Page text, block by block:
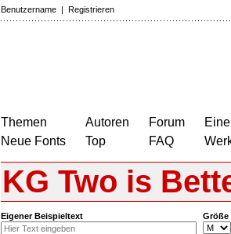
Benutzername | Registrieren
Themen
Neue Fonts
Autoren
Top
Forum
FAQ
KG Two is
Eigener Beispieltext Größe